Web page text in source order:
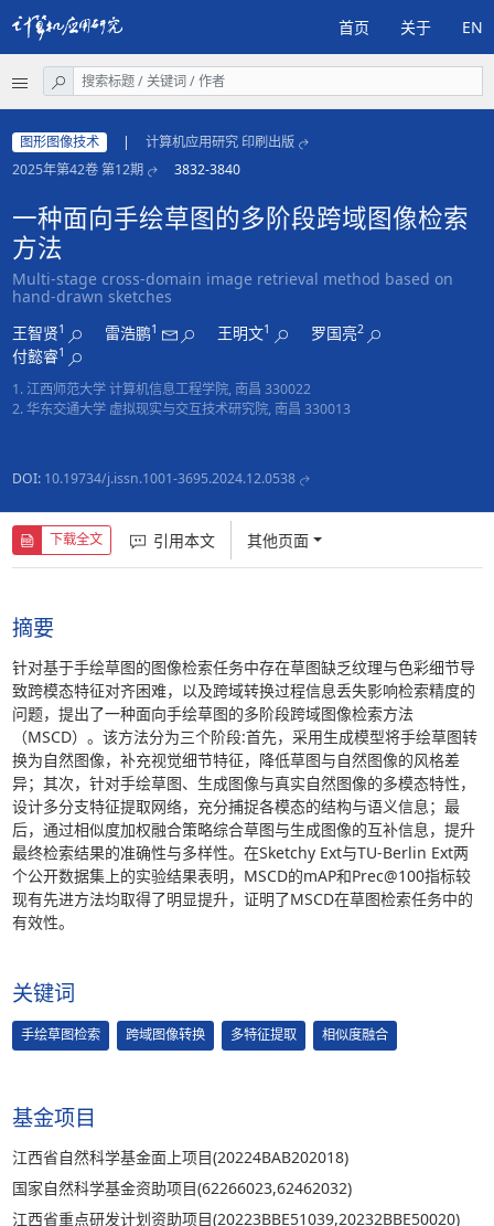
首页 关于 EN
图形图像技术 |
计算机应用研究 印刷出版
2025年第42卷 第12期
3832-3840
一种面向手绘草图的多阶段跨域图像检索
方法
Multi-stage cross-domain image retrieval method based on
hand-drawn sketches
王智贤1 雷浩鹏1 王明文1 罗国亮2
付懿睿1
1. 江西师范大学 计算机信息工程学院, 南昌 330022
2. 华东交通大学 虚拟现实与交互技术研究院, 南昌 330013
DOI: 10.19734/j.issn.1001-3695.2024.12.0538
下载全文 引用本文 其他页面
摘要
针对基于手绘草图的图像检索任务中存在草图缺乏纹理与色彩细节导
致跨模态特征对齐困难，以及跨域转换过程信息丢失影响检索精度的
问题，提出了一种面向手绘草图的多阶段跨域图像检索方法
（MSCD）。该方法分为三个阶段:首先，采用生成模型将手绘草图转
换为自然图像，补充视觉细节特征，降低草图与自然图像的风格差
异；其次，针对手绘草图、生成图像与真实自然图像的多模态特性，
设计多分支特征提取网络，充分捕捉各模态的结构与语义信息；最
后，通过相似度加权融合策略综合草图与生成图像的互补信息，提升
最终检索结果的准确性与多样性。在Sketchy Ext与TU-Berlin Ext两
个公开数据集上的实验结果表明，MSCD的mAP和Prec@100指标较
现有先进方法均取得了明显提升，证明了MSCD在草图检索任务中的
有效性。
关键词
手绘草图检索 跨域图像转换 多特征提取 相似度融合
基金项目
江西省自然科学基金面上项目(20224BAB202018)
国家自然科学基金资助项目(62266023,62462032)
江西省重点研发计划资助项目(20223BBE51039,20232BBE50020)